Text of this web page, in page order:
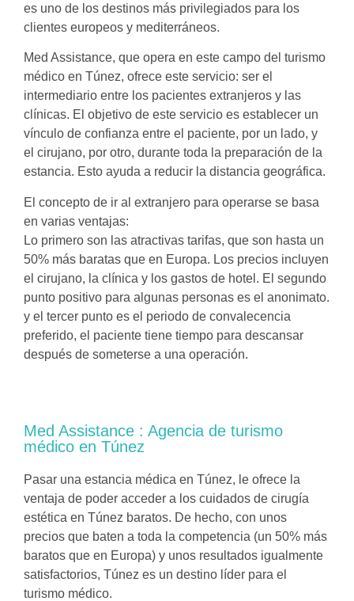
es uno de los destinos más privilegiados para los
clientes europeos y mediterráneos.
Med Assistance, que opera en este campo del turismo
médico en Túnez, ofrece este servicio: ser el
intermediario entre los pacientes extranjeros y las
clínicas. El objetivo de este servicio es establecer un
vínculo de confianza entre el paciente, por un lado, y
el cirujano, por otro, durante toda la preparación de la
estancia. Esto ayuda a reducir la distancia geográfica.
El concepto de ir al extranjero para operarse se basa
en varias ventajas:
Lo primero son las atractivas tarifas, que son hasta un
50% más baratas que en Europa. Los precios incluyen
el cirujano, la clínica y los gastos de hotel. El segundo
punto positivo para algunas personas es el anonimato.
y el tercer punto es el periodo de convalecencia
preferido, el paciente tiene tiempo para descansar
después de someterse a una operación.
Med Assistance : Agencia de turismo
médico en Túnez
Pasar una estancia médica en Túnez, le ofrece la
ventaja de poder acceder a los cuidados de cirugía
estética en Túnez baratos. De hecho, con unos
precios que baten a toda la competencia (un 50% más
baratos que en Europa) y unos resultados igualmente
satisfactorios, Túnez es un destino líder para el
turismo médico.